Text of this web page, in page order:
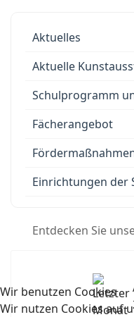
Aktuelles
Aktuelle
Schulprogramm
Fächerangebot
Einrichtungen der
Entdecken Sie
Wir benutzen Cookies
Wir nutzen Cookies auf